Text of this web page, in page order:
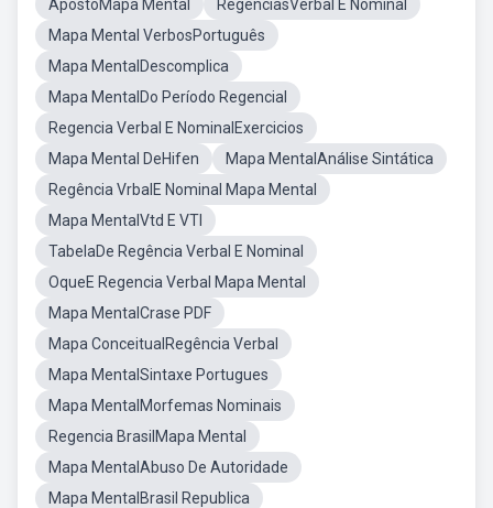
ApostoMapa Mental
RegênciasVerbal E Nominal
Mapa Mental VerbosPortuguês
Mapa MentalDescomplica
Mapa MentalDo Período Regencial
Regencia Verbal E NominalExercicios
Mapa Mental DeHifen
Mapa MentalAnálise Sintática
Regência VrbalE Nominal Mapa Mental
Mapa MentalVtd E VTI
TabelaDe Regência Verbal E Nominal
OqueE Regencia Verbal Mapa Mental
Mapa MentalCrase PDF
Mapa ConceitualRegência Verbal
Mapa MentalSintaxe Portugues
Mapa MentalMorfemas Nominais
Regencia BrasilMapa Mental
Mapa MentalAbuso De Autoridade
Mapa MentalBrasil Republica